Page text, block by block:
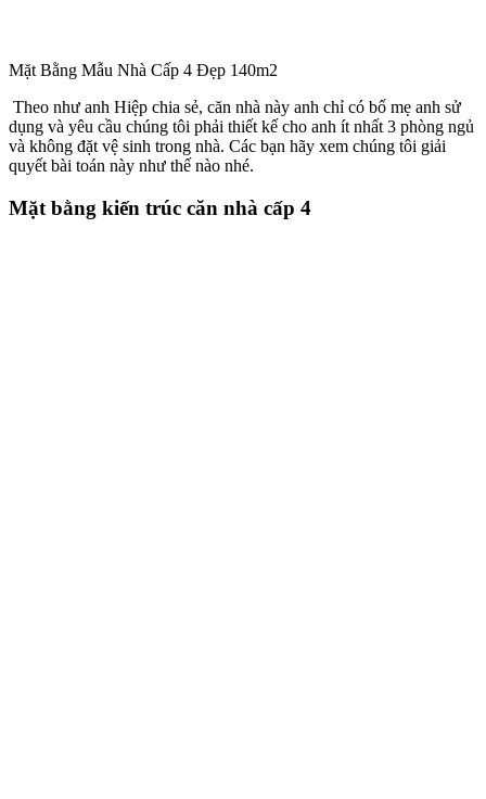
Mặt Bằng Mẫu Nhà Cấp 4 Đẹp 140m2
Theo như anh Hiệp chia sẻ, căn nhà này anh chỉ có bố mẹ anh sử
dụng và yêu cầu chúng tôi phải thiết kế cho anh ít nhất 3 phòng ngủ
và không đặt vệ sinh trong nhà. Các bạn hãy xem chúng tôi giải
quyết bài toán này như thế nào nhé.
Mặt bằng kiến trúc căn nhà cấp 4